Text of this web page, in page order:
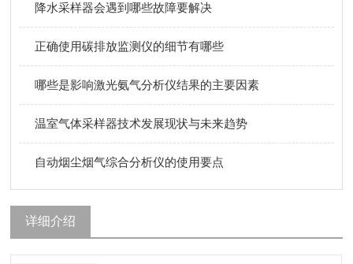
降水采样器会遇到哪些故障要解决
正确使用碳排放监测仪的细节有哪些
哪些是影响激光氨气分析仪结果的主要因素
温室气体采样器技术发展现状与未来趋势
自动烟尘烟气综合分析仪的使用要点
详细介绍